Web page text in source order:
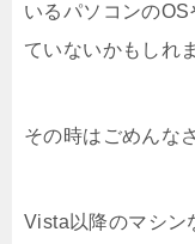
いるパソコンの
ていないかもしれ
その時はごめんな
Vista以降のマシン